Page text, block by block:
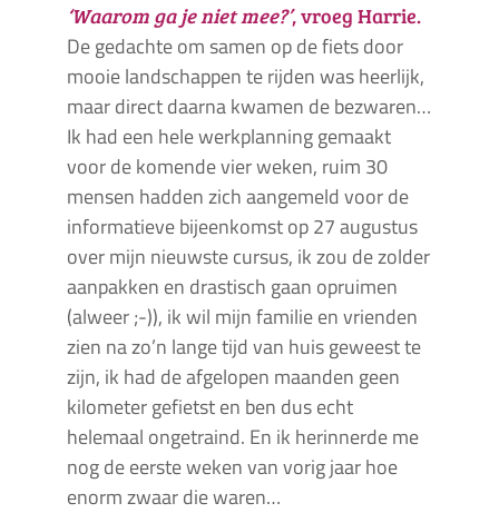
‘Waarom ga je niet mee?’, vroeg Harrie.
De gedachte om samen op de fiets door
mooie landschappen te rijden was heerlijk,
maar direct daarna kwamen de bezwaren…
Ik had een hele werkplanning gemaakt
voor de komende vier weken, ruim 30
mensen hadden zich aangemeld voor de
informatieve bijeenkomst op 27 augustus
over mijn nieuwste cursus, ik zou de zolder
aanpakken en drastisch gaan opruimen
(alweer ;-)), ik wil mijn familie en vrienden
zien na zo’n lange tijd van huis geweest te
zijn, ik had de afgelopen maanden geen
kilometer gefietst en ben dus echt
helemaal ongetraind. En ik herinnerde me
nog de eerste weken van vorig jaar hoe
enorm zwaar die waren…